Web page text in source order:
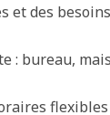
et des
: bureau,